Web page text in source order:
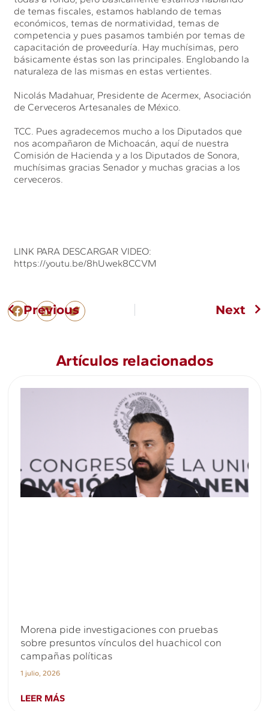
de temas fiscales, estamos hablando de temas
económicos, temas de normatividad, temas de
competencia y pues pasamos también por temas de
capacitación de proveeduría. Hay muchísimas, pero
básicamente éstas son las principales. Englobando la
naturaleza de las mismas en estas vertientes.
Nicolás Madahuar, Presidente de Acermex, Asociación
de Cerveceros Artesanales de México.
TCC. Pues agradecemos mucho a los Diputados que
nos acompañaron de Michoacán, aquí de nuestra
Comisión de Hacienda y a los Diputados de Sonora,
muchísimas gracias Senador y muchas gracias a los
cerveceros.
LINK PARA DESCARGAR VIDEO:
https://youtu.be/8hUwek8CCVM
Previous Next
Artículos relacionados
Morena pide investigaciones con pruebas
sobre presuntos vínculos del huachicol con
campañas políticas
1 julio, 2026
LEER MÁS